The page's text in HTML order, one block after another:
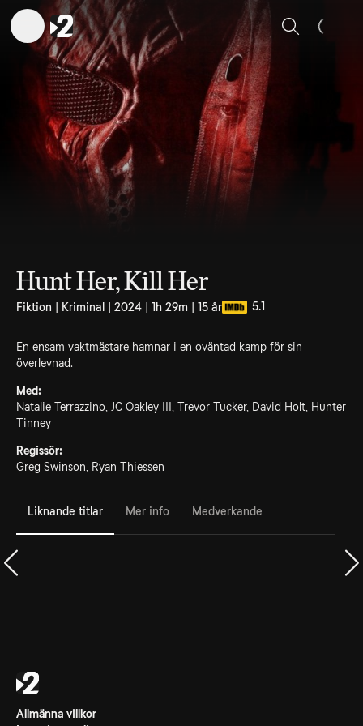
Sök
Hunt Her, Kill Her
Fiktion | Kriminal | 2024 | 1h 29m | 15 år 5.1
En ensam vaktmästare hamnar i en oväntad kamp för sin
överlevnad.
Med:
Natalie Terrazzino, JC Oakley III, Trevor Tucker, David Holt, Hunter
Tinney
Regissör:
Greg Swinson, Ryan Thiessen
Liknande titlar Mer info Medverkande
Allmänna villkor